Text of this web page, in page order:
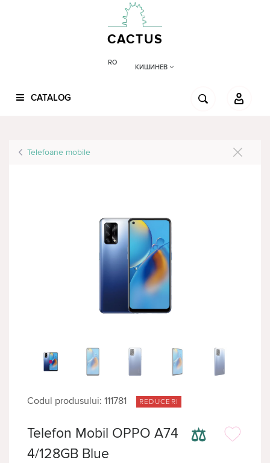
CACTUS
RO
КИШИНЕВ
CATALOG
Telefoane mobile
Codul produsului: 111781 REDUCERI
⚖
Telefon Mobil OPPO A74
4/128GB Blue